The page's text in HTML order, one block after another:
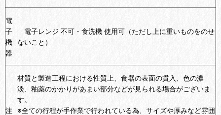
電
子
機
器
電子レンジ 不可・食洗機 使用可（ただし上に重いものをのせ
ないこと）
注
材質と製造工程における性質上、食器の表面の貫入、色の濃
淡、釉薬のかかりがあまい部分などが見られる場合がございま
す。
※全ての行程が手作業で行われている為、サイズや厚みなど雰囲